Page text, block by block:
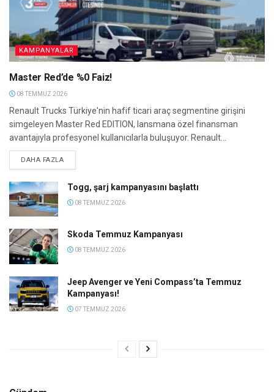
KAMPANYALAR
Master Red’de %0 Faiz!
08 TEMMUZ 2026
Renault Trucks Türkiye'nin hafif ticari araç segmentine girişini
simgeleyen Master Red EDITION, lansmana özel finansman
avantajıyla profesyonel kullanıcılarla buluşuyor. Renault...
DAHA FAZLADETAILS
Togg, şarj kampanyasını başlattı
08 TEMMUZ 2026
Skoda Temmuz Kampanyası
08 TEMMUZ 2026
Jeep Avenger ve Yeni Compass’ta Temmuz
Kampanyası!
07 TEMMUZ 2026